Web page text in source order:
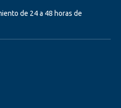
de 24 a 48 horas de